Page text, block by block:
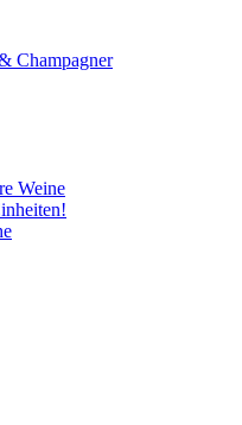
Champagner
Weine